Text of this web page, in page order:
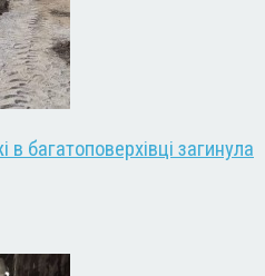
багатоповерхівці загинула